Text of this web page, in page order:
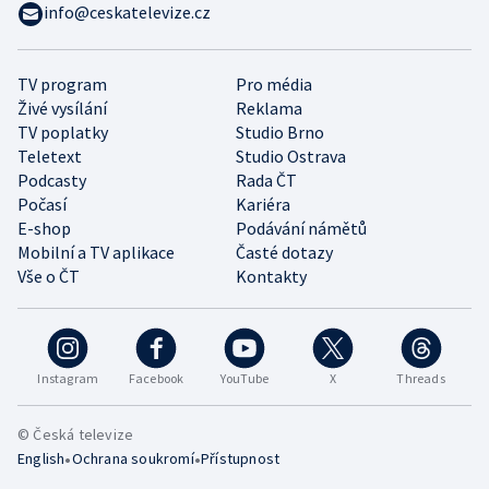
Instagram Facebook YouTube X Threads
TV program
Pro média
Živé vysílání
Reklama
TV poplatky
Studio Brno
Teletext
Studio Ostrava
Podcasty
Rada ČT
Počasí
Kariéra
E-shop
Podávání námětů
Mobilní a TV aplikace
Časté dotazy
Vše o ČT
Kontakty
info@ceskatelevize.cz
© Česká televize
English•Ochrana soukromí•Přístupnost